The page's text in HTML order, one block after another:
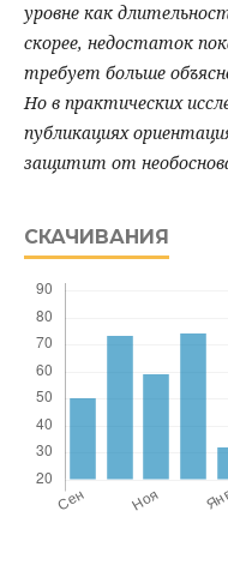
уровне как
скорее, недостаток
требует больше
Но в практических
публикациях
защитит от
СКАЧИВАНИЯ